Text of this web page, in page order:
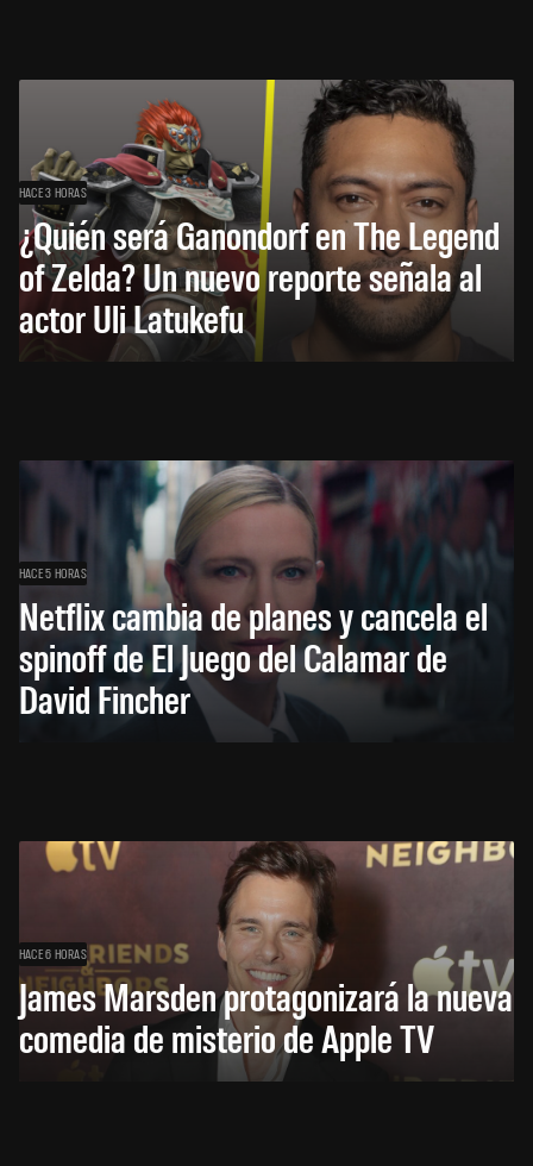
HACE 3 HORAS
¿Quién será Ganondorf en The Legend
of Zelda? Un nuevo reporte señala al
actor Uli Latukefu
HACE 5 HORAS
Netflix cambia de planes y cancela el
spinoff de El Juego del Calamar de
David Fincher
HACE 6 HORAS
James Marsden protagonizará la nueva
comedia de misterio de Apple TV